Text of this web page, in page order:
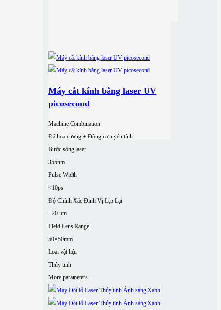
Máy cắt kính bằng laser UV
picosecond
Machine Combination
Đá hoa cương + Động cơ tuyến tính
Bước sóng laser
355nm
Pulse Width
<10ps
Độ Chính Xác Định Vị Lặp Lại
±20 μm
Field Lens Range
50×50mm
Loại vật liệu
Thủy tinh
More parameters